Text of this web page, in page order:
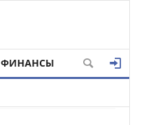
ФИНАНСЫ